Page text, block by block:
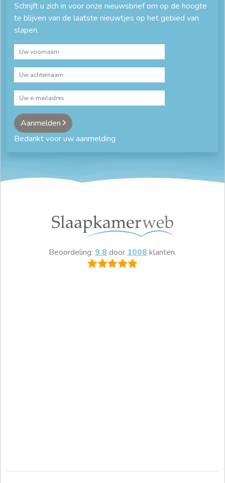
Schrijft u zich in voor onze nieuwsbrief om op de hoogte
te blijven van de laatste nieuwtjes op het gebied van
slapen.
Aanmelden
Bedankt voor uw aanmelding
Beoordeling: 9.8 door 1008 klanten.